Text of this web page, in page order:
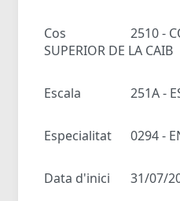
Cos
2510 -
SUPERIOR DE LA CAIB
Escala 251A -
Especialitat 0294 -
Data d'inici 31/07/